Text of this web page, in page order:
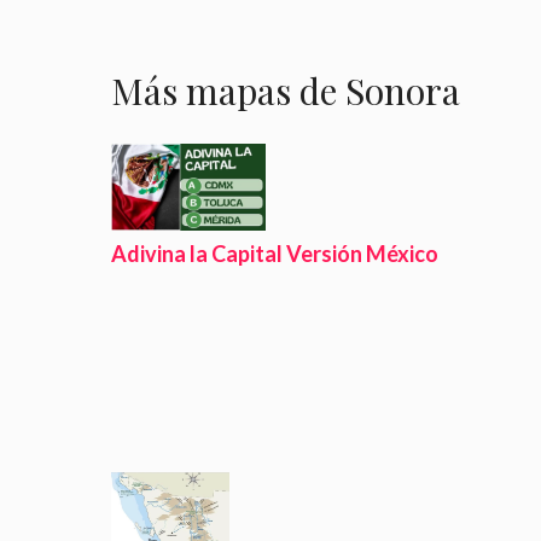
Más mapas de Sonora
Adivina la Capital Versión México